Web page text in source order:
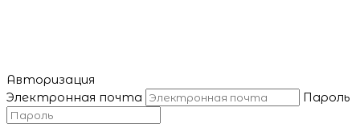
Авторизация
Электронная почта
Пароль